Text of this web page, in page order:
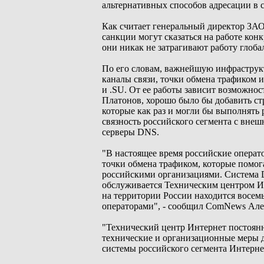
альтернативных способов адресации
Как считает генеральный директор
санкции могут сказаться на работе
они никак не затрагивают работу
По его словам, важнейшую
каналы связи, точки обмена трафиком
и .SU. От ее работы зависит
Платонов, хорошо было бы добавить
которые как раз и могли бы
связность российского сегмента с
серверы DNS.
"В настоящее время российские
точки обмена трафиком, которые
российскими организациями.
обслуживается Техническим центром
на территории России находится
операторами", - сообщил ComNews
"Технический центр Интернет
технические и организационные меры
системы российского сегмента